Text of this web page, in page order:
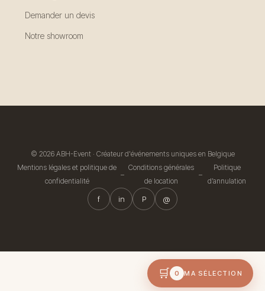
Demander un devis
Notre showroom
© 2026 ABH-Event · Créateur d'événements uniques en Belgique
Mentions légales et politique de
confidentialité
–
Conditions générales
de location
–
Politique
d’annulation
f in P @
🛒 0 MA SÉLECTION